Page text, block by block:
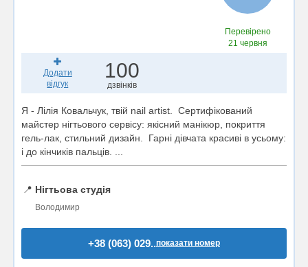
Перевірено
21 червня
Додати
відгук
100
дзвінків
Я - Лілія Ковальчук, твій nail artist. Сертифікований
майстер нігтьового сервісу: якісний манікюр, покриття
гель-лак, стильний дизайн. Гарні дівчата красиві в усьому:
і до кінчиків пальців. ...
📍 Нігтьова студія
Володимир
+38 (063) 029..показати номер